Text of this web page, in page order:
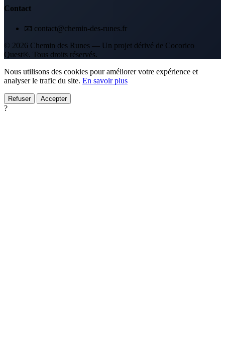
Contact
📧 contact@chemin-des-runes.fr
© 2026 Chemin des Runes — Un projet dérivé de Cocorico
Quest®. Tous droits réservés.
Nous utilisons des cookies pour améliorer votre expérience et
analyser le trafic du site. En savoir plus
Refuser Accepter
?